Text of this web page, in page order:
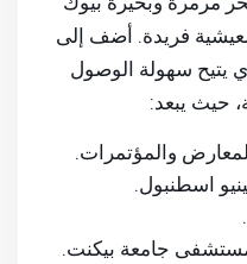
فريدة. أضف إلى
يتيح سهولة الوصول
حيث يبعد: